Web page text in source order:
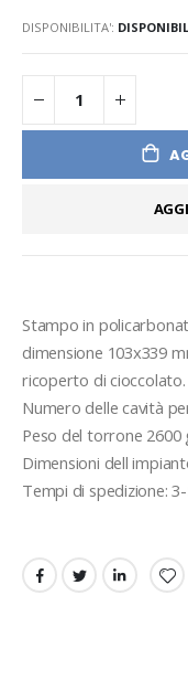
DISPONIBILITA':
Stampo in
dimensione 103x339
ricoperto di cioccolato.
Numero delle cavità
Peso del torrone 2600
Dimensioni dell
Tempi di spedizione: